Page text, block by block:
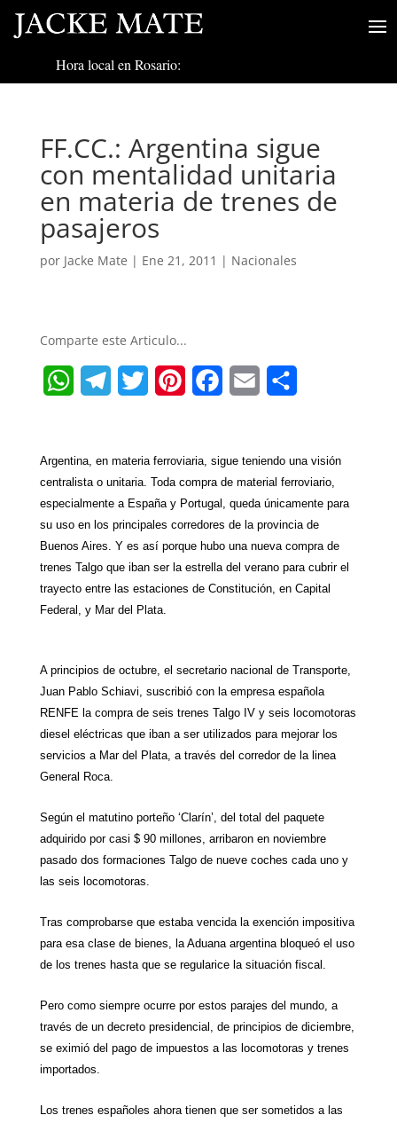
Hora local en Rosario:
FF.CC.: Argentina sigue
con mentalidad unitaria
en materia de trenes de
pasajeros
por Jacke Mate | Ene 21, 2011 | Nacionales
Comparte este Articulo...
a
t
s
A
p
l
e
g
r
a
m
i
t
t
e
r
n
t
e
r
e
c
e
b
o
o
a
i
l
a
r
e
Argentina, en materia ferroviaria, sigue teniendo una visión
centralista o unitaria. Toda compra de material ferroviario,
especialmente a España y Portugal, queda únicamente para
su uso en los principales corredores de la provincia de
Buenos Aires. Y es así porque hubo una nueva compra de
trenes Talgo que iban ser la estrella del verano para cubrir el
trayecto entre las estaciones de Constitución, en Capital
Federal, y Mar del Plata.
A principios de octubre, el secretario nacional de Transporte,
Juan Pablo Schiavi, suscribió con la empresa española
RENFE la compra de seis trenes Talgo IV y seis locomotoras
diesel eléctricas que iban a ser utilizados para mejorar los
servicios a Mar del Plata, a través del corredor de la linea
General Roca.
Según el matutino porteño ‘Clarín’, del total del paquete
adquirido por casi $ 90 millones, arribaron en noviembre
pasado dos formaciones Talgo de nueve coches cada uno y
las seis locomotoras.
Tras comprobarse que estaba vencida la exención impositiva
para esa clase de bienes, la Aduanaargentina bloqueó el uso
de los trenes hasta que se regularice la situación fiscal.
Pero como siempre ocurre por estos parajes del mundo, a
través de un decreto presidencial, de principios de diciembre,
se eximió del pago de impuestos a las locomotoras y trenes
importados.
Los trenes españoles ahora tienen que ser sometidos a las